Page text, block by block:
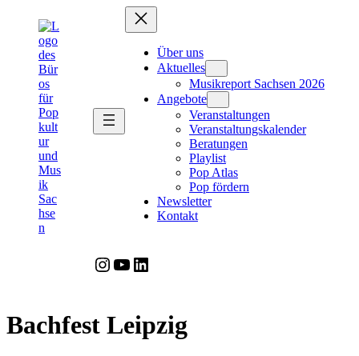
springen
Über uns
Aktuelles
Musikreport Sachsen 2026
Angebote
Veranstaltungen
Veranstaltungskalender
Beratungen
Playlist
Pop Atlas
Pop fördern
Newsletter
Kontakt
Instagram YouTube LinkedIn
Bachfest Leipzig